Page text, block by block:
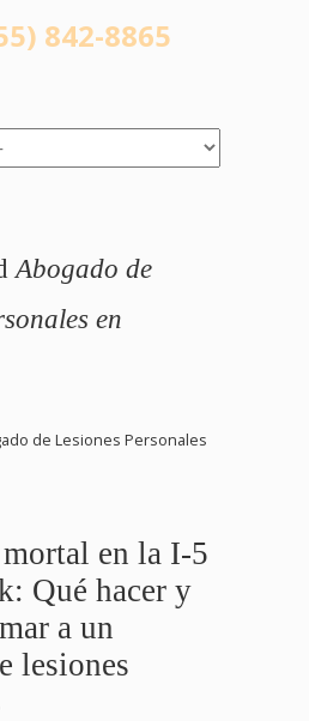
842-8865
Abogado de
en
de Lesiones Personales
en la I-5
Qué hacer y
a un
lesiones